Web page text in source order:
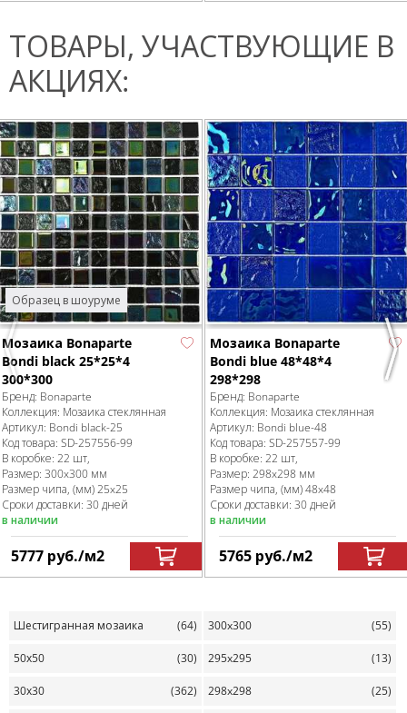
ТОВАРЫ, УЧАСТВУЮЩИЕ В
АКЦИЯХ:
Previous
Образец в шоуруме
Мозаика Bonaparte
Bondi black 25*25*4
300*300
Бренд: Bonaparte
Коллекция: Мозаика стеклянная
Артикул: Bondi black-25
Код товара: SD-257556-99
В коробке: 22 шт,
Размер: 300x300 мм
Размер чипа, (мм)25x25
Сроки доставки: 30 дней
в наличии
5777 руб./м2
Мозаика Bonaparte
Bondi blue 48*48*4
298*298
Бренд: Bonaparte
Коллекция: Мозаика стеклянная
Артикул: Bondi blue-48
Код товара: SD-257557-99
В коробке: 22 шт,
Размер: 298x298 мм
Размер чипа, (мм)48x48
Сроки доставки: 30 дней
в наличии
5765 руб./м2
Шестигранная мозаика (64) 300x300 (55)
50х50 (30) 295x295 (13)
30х30 (362) 298x298 (25)